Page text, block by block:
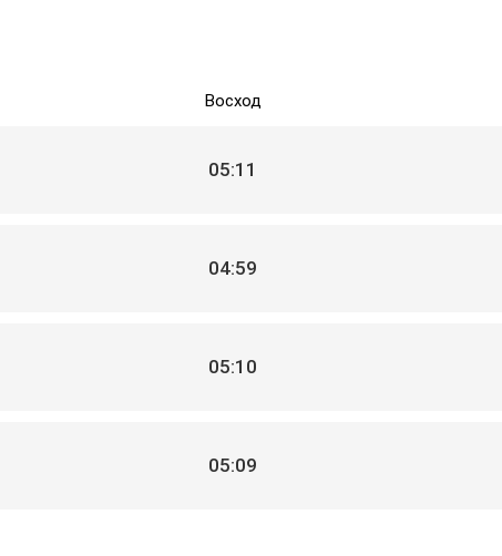
Восход
05:11
04:59
05:10
05:09